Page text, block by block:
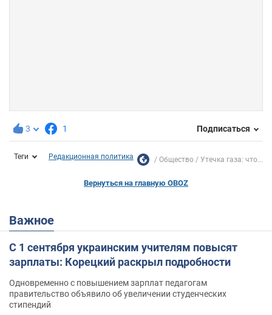
3 1 Подписаться
Теги Редакционная политика Общество Утечка газа: что...
Вернуться на главную OBOZ
Важное
С 1 сентября украинским учителям повысят
зарплаты: Корецкий раскрыл подробности
Одновременно с повышением зарплат педагогам
правительство объявило об увеличении студенческих
стипендий